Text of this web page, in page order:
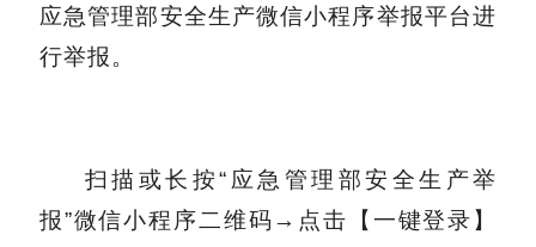
应急管理部安全生产微信小程序举报平台进
行举报。
扫描或长按“应急管理部安全生产举
报”微信小程序二维码→点击【一键登录】